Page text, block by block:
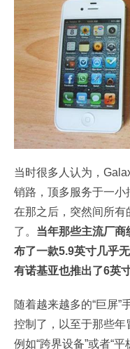
当时很多人认为，
销路，顶多服务于一小
在那之后，突然间所有
了。 当年那些主流厂
布了一款5.9英寸几乎
有诺基亚也推出了6英
随着越来越多的“巨屏
控制了，以至于那些年
例如“跨界设备”或者“